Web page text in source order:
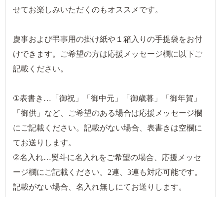
せてお楽しみいただくのもオススメです。
慶事および弔事用の掛け紙や１箱入りの手提袋をお付
けできます。ご希望の方は応援メッセージ欄に以下ご
記載ください。
①表書き…「御祝」「御中元」「御歳暮」「御年賀」
「御供」など、ご希望のある場合は応援メッセージ欄
にご記載ください。記載がない場合、表書きは空欄に
てお送りします。
②名入れ…熨斗に名入れをご希望の場合、応援メッセ
ージ欄にご記載ください。2連、3連も対応可能です。
記載がない場合、名入れ無しにてお送りします。